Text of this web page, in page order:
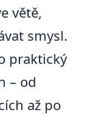
větě,
smysl.
praktický
– od
až po